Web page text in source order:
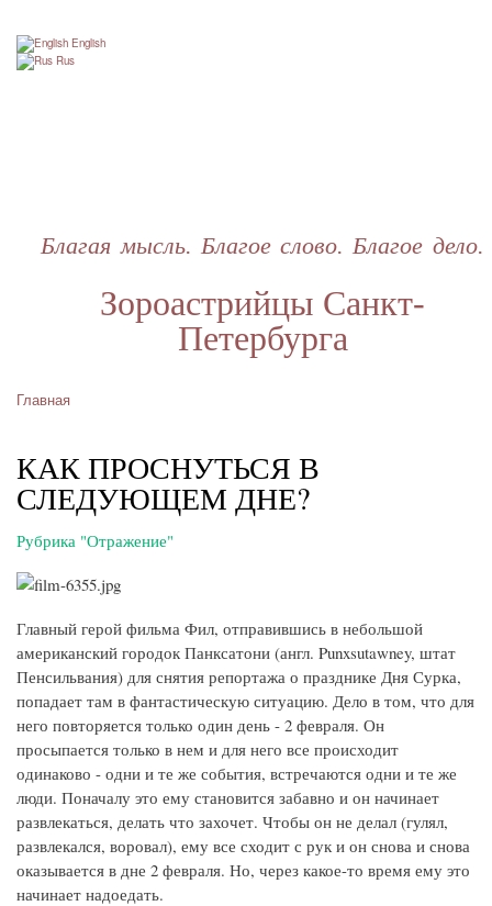
Зороастрийцы Санкт-
Петербурга
Благая мысль. Благое слово. Благое дело.
English
Rus
Главная
КАК ПРОСНУТЬСЯ В
СЛЕДУЮЩЕМ ДНЕ?
Рубрика "Отражение"
Главный герой фильма Фил, отправившись в небольшой
американский городок Панксатони (англ. Punxsutawney, штат
Пенсильвания) для снятия репортажа о празднике Дня Сурка,
попадает там в фантастическую ситуацию. Дело в том, что для
него повторяется только один день - 2 февраля. Он
просыпается только в нем и для него все происходит
одинаково - одни и те же события, встречаются одни и те же
люди. Поначалу это ему становится забавно и он начинает
развлекаться, делать что захочет. Чтобы он не делал (гулял,
развлекался, воровал), ему все сходит с рук и он снова и снова
оказывается в дне 2 февраля. Но, через какое-то время ему это
начинает надоедать.